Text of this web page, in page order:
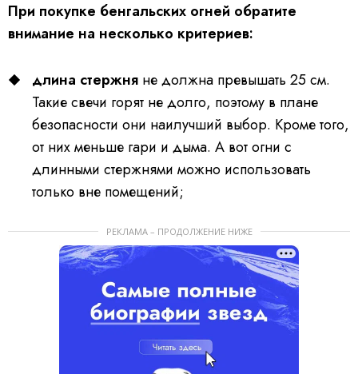
При покупке бенгальских огней обратите
внимание на несколько критериев:
длина стержня не должна превышать 25 см.
Такие свечи горят не долго, поэтому в плане
безопасности они наилучший выбор. Кроме того,
от них меньше гари и дыма. А вот огни с
длинными стержнями можно использовать
только вне помещений;
РЕКЛАМА – ПРОДОЛЖЕНИЕ НИЖЕ